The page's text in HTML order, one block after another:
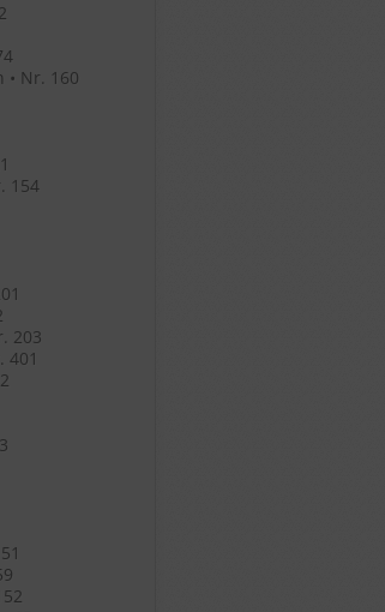
Nr. 160
154
203
401